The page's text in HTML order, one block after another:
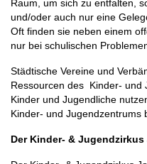
Raum, um sich zu entfalten,
und/oder auch nur eine
Oft finden sie neben einem
nur bei schulischen
Städtische Vereine und
Ressourcen des Kinder- und
Kinder und Jugendliche
Kinder- und Jugendzentrums
Der Kinder- &